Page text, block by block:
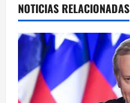
c
i
ó
n
NOTICIAS RELACIONADAS